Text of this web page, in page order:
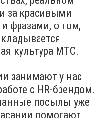
за красивыми
фразами, о том,
культура МТС.
занимают у нас
с HR-брендом.
посылы уже
помогают